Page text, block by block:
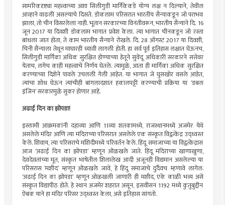
सामरिकदृष्ट्या महत्त्वाच्या अशा सिलीगुडी मार्गिकेकडे योग्य लक्ष न दिल्याने, तेथील
आव्हाने वाढली असल्याचे दिसते. डोकलाम परिसरात भारतीय सैन्याकडून जो पराभव
झाला, तो चीन विसरलेला नाही. भूतान सरकारच्या विनंतीवरून, भारतीय सैन्याने दि. 16
जून 2017 या दिवशी डोकलाम भागात प्रवेश केला. त्या भागात चीनकडून जो रस्ता
बांधला जात होता, ते काम भारतीय सैन्याने रोखले. दि. 28 ऑगस्ट 2017 या दिवशी,
चिनी सैन्याला तेथून माघारही घ्यावी लागली होती. हा सर्व पूर्व इतिहास लक्षात घेऊनच,
सिलीगुडी मार्गिका अधिक सुरक्षित होण्याच्या हेतूने सुवेंदू अधिकारी सरकारने सत्तेवर
येताच, लगेच काही महत्त्वाचे निर्णय घेतले. त्यामुळे, आता ही मार्गिका अधिक सुरक्षित
करण्याच्या दिशेने पावले उचलली गेली आहेत. या भागात जे घुसखोर वसले आहेत,
त्यांचा शोध घेऊन त्यांचीही बांगलादशात हकालपट्टी करण्याची प्रक्रिया या ‌‘डबल
इंजिन‌’ सरकारमुळे सुकर होणार आहे.
अढाई दिन का झोपडा!
इस्लामी आक्रमकांनी दहाव्या आणि 11व्या शतकामध्ये, राजस्थानमध्ये अजमेर येथे
असलेले मंदिर आणि त्या मंदिराच्या परिसरात असलेले एक संस्कृत विद्वत्केंद्र उद्ध्वस्त
केले. शिवाय, त्या परिसराचे मशिदीमध्ये परिवर्तन केले. हिंदू समाजाच्या या विद्वत्केंद्रास
आज ‌‘अढाई दिन का झोपडा‌’ म्हणून ओळखले जाते. हिंदू मंदिराच्या खाणाखुणा,
देवदेवतांच्या मूत, संस्कृत भाषेतील शिलालेख आदी अजूनही विद्यमान असलेल्या या
परिसरास ‌‘मशीद‌’ म्हणून ओळखले जावे, हे हिंदू समाजाचे दुर्दैवच म्हणावे लागेल.
‌‘अढाई दिन का झोपडा‌’ म्हणून ओळखली जाणारी ही मशीद, एके काळी भव्य असे
संस्कृत विद्यापीठ होते. हे स्थान अजमेर शहरात असून, इसवीसन 1192 मध्ये कुतुबुद्दीन
ऐबक याने हा मंदिर परिसर उद्ध्वस्त केला, असे इतिहास सांगतो.